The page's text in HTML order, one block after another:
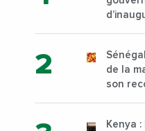
de la
son
Kenya :